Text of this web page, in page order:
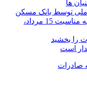
ها
پیام مدیرعامل بانک توسعه تعاون به مناسبت 15 مرداد،
را بخشید
است